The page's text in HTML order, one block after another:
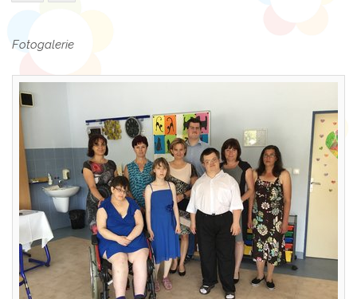
Fotogalerie